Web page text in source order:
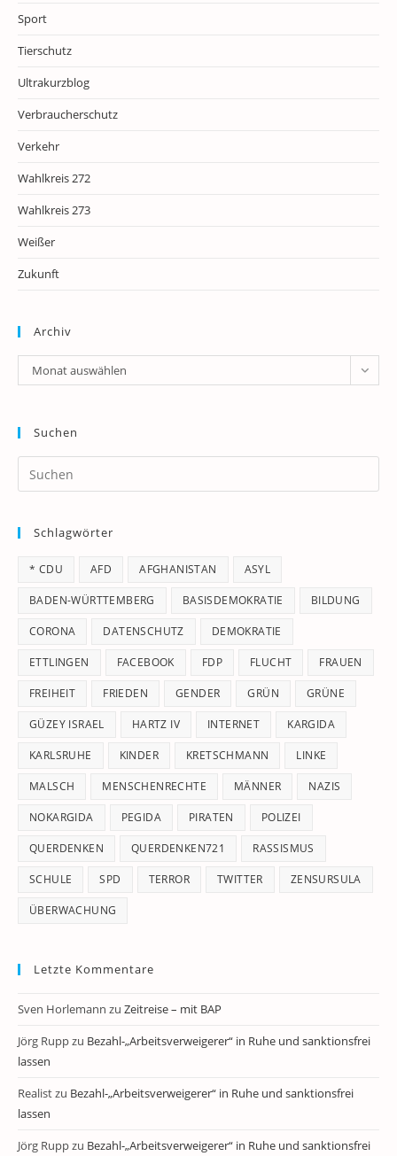
Sport
Tierschutz
Ultrakurzblog
Verbraucherschutz
Verkehr
Wahlkreis 272
Wahlkreis 273
Weißer
Zukunft
Archiv
Archiv
Monat auswählen
Suchen
Schlagwörter
* CDU AFD AFGHANISTAN ASYL
BADEN-WÜRTTEMBERG BASISDEMOKRATIE BILDUNG
CORONA DATENSCHUTZ DEMOKRATIE
ETTLINGEN FACEBOOK FDP FLUCHT FRAUEN
FREIHEIT FRIEDEN GENDER GRÜN GRÜNE
GÜZEY ISRAEL HARTZ IV INTERNET KARGIDA
KARLSRUHE KINDER KRETSCHMANN LINKE
MALSCH MENSCHENRECHTE MÄNNER NAZIS
NOKARGIDA PEGIDA PIRATEN POLIZEI
QUERDENKEN QUERDENKEN721 RASSISMUS
SCHULE SPD TERROR TWITTER ZENSURSULA
ÜBERWACHUNG
Letzte Kommentare
Sven Horlemann zu Zeitreise – mit BAP
Jörg Ruppzu Bezahl-„Arbeitsverweigerer“ in Ruhe und sanktionsfrei
lassen
Realistzu Bezahl-„Arbeitsverweigerer“ in Ruhe und sanktionsfrei
lassen
Jörg Ruppzu Bezahl-„Arbeitsverweigerer“ in Ruhe und sanktionsfrei